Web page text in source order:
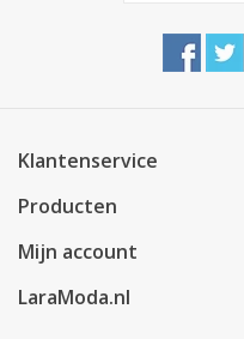
Klantenservice
Producten
Mijn account
LaraModa.nl